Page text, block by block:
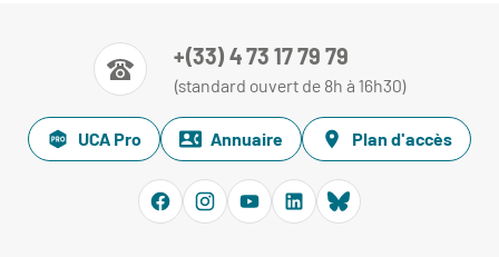
+(33) 4 73 17 79 79
(standard ouvert de 8h à 16h30)
UCA Pro Annuaire Plan d'accès